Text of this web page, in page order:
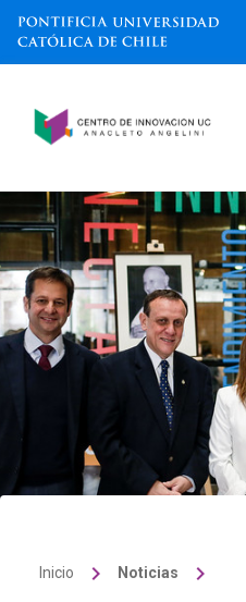
Inicio keyboard_arrow_right Noticias keyboard_arrow_right